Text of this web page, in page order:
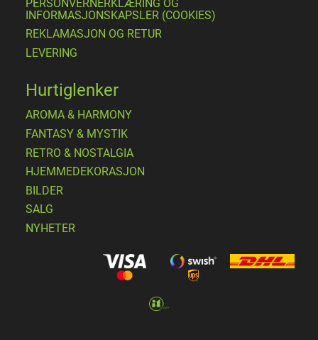
PERSONVERNERKLÆRING OG
INFORMASJONSKAPSLER (COOKIES)
REKLAMASJON OG RETUR
LEVERING
Hurtiglenker
AROMA & HARMONY
FANTASY & MYSTIK
RETRO & NOSTALGIA
HJEMMEDEKORASJON
BILDER
SALG
NYHETER